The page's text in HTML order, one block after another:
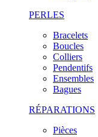
PERLES
Bracelets
Boucles
Colliers
Pendentifs
Ensembles
Bagues
RÉPARATIONS
Pièces